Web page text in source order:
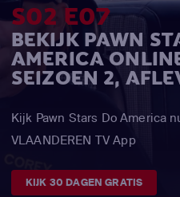
S02 E07
BEKIJK PAWN
AMERICA
SEIZOEN 2,
Kijk Pawn Stars Do America
VLAANDEREN TV App
KIJK 30 DAGEN GRATIS